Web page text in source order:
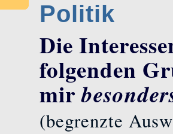
Politik
Die
folgenden
mir
(begrenzte